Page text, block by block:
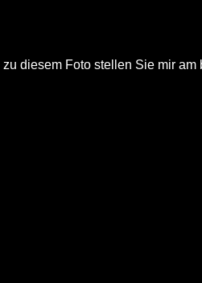
zu diesem Foto stellen Sie mir